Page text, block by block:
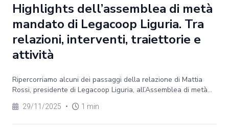
Highlights dell’assemblea di metà
mandato di Legacoop Liguria. Tra
relazioni, interventi, traiettorie e
attività
Ripercorriamo alcuni dei passaggi della relazione di Mattia
Rossi, presidente di Legacoop Liguria, all’Assemblea di metà...
29/11/2025 • 1 min